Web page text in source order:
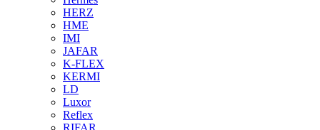
HERZ
HME
IMI
JAFAR
K-FLEX
KERMI
LD
Luxor
Reflex
RIFAR